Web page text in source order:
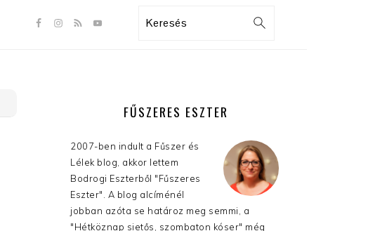
NAVIGATION
Search
OLDALSÁVFŰSZERES ESZTER
2007-ben indult a Fűszer és
Lélek blog, akkor lettem
Bodrogi Eszterből "Fűszeres
Eszter". A blog alcíménél
jobban azóta se határoz meg semmi, a
"Hétköznap sietős, szombaton kóser" még